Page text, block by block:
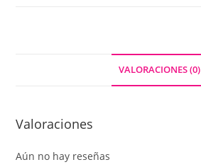
VALORACIONES (0)
Valoraciones
Aún no hay reseñas